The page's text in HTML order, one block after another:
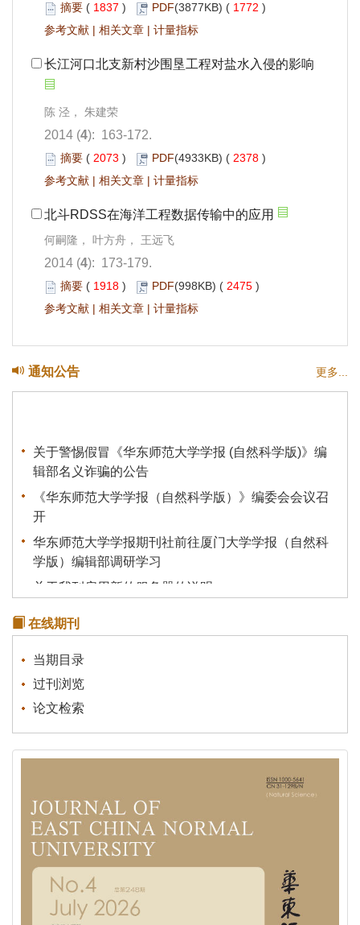
摘要 ( 1837 ) PDF(3877KB) ( 1772 )
参考文献 | 相关文章 | 计量指标
长江河口北支新村沙围垦工程对盐水入侵的影响
陈 泾， 朱建荣
2014 (4): 163-172.
摘要 ( 2073 ) PDF(4933KB) ( 2378 )
参考文献 | 相关文章 | 计量指标
北斗RDSS在海洋工程数据传输中的应用
何嗣隆， 叶方舟， 王远飞
2014 (4): 173-179.
摘要 ( 1918 ) PDF(998KB) ( 2475 )
参考文献 | 相关文章 | 计量指标
通知公告 更多...
关于警惕假冒《华东师范大学学报 (自然科学版)》编
辑部名义诈骗的公告
《华东师范大学学报（自然科学版）》编委会会议召
开
华东师范大学学报期刊社前往厦门大学学报（自然科
学版）编辑部调研学习
关于我刊启用新的服务器的说明
关于有不法分子冒充本刊行骗的声明
在线期刊
当期目录
过刊浏览
论文检索